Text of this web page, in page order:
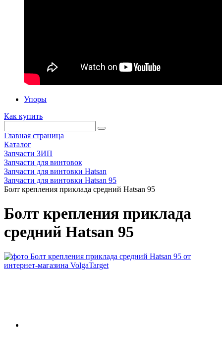
Упоры
Как купить
Главная страница
Каталог
Запчасти ЗИП
Запчасти для винтовок
Запчасти для винтовки Hatsan
Запчасти для винтовки Hatsan 95
Болт крепления приклада средний Hatsan 95
Болт крепления приклада
средний Hatsan 95